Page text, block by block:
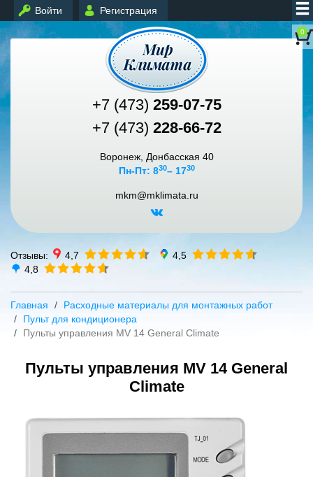
Войти Регистрация
0
+7 (473) 259-07-75
+7 (473) 228-66-72
Воронеж, Донбасская 40
Пн-Пт: 830– 1730
mkm@mklimata.ru
Отзывы: 4,7
4,5
4,8
Главная
Расходные материалы для монтажных работ
Пульт для кондиционера
Пульты управления MV 14 General Climate
Пульты управления MV 14 General
Climate